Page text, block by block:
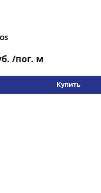
/пог. м
Купить